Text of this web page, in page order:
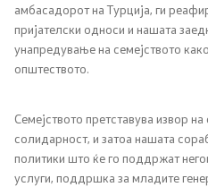
Огласи
Социјална и детска заштита
Социјална политика и
Заштита на децата и
амбасадорот на Турција, ги
пријателски односи и нашата
унапредување на семејството
општеството.
Семејството претставува извор
солидарност, и затоа нашата
политики што ќе го поддржат
услуги, поддршка за младите